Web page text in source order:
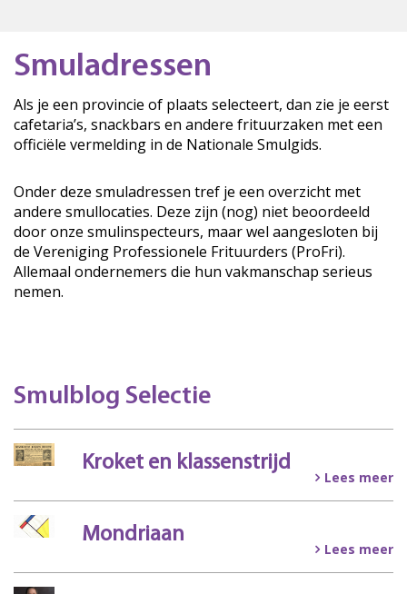
Smuladressen
Als je een provincie of plaats selecteert, dan zie je eerst
cafetaria’s, snackbars en andere frituurzaken met een
officiële vermelding in de Nationale Smulgids.
Onder deze smuladressen tref je een overzicht met
andere smullocaties. Deze zijn (nog) niet beoordeeld
door onze smulinspecteurs, maar wel aangesloten bij
de Vereniging Professionele Frituurders (ProFri).
Allemaal ondernemers die hun vakmanschap serieus
nemen.
Smulblog Selectie
Kroket en klassenstrijd
Lees meer
Mondriaan
Lees meer